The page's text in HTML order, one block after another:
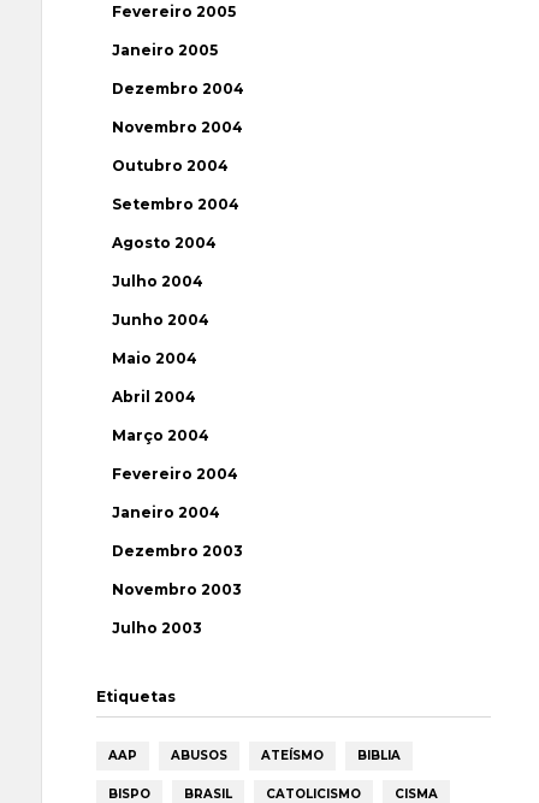
Fevereiro 2005
Janeiro 2005
Dezembro 2004
Novembro 2004
Outubro 2004
Setembro 2004
Agosto 2004
Julho 2004
Junho 2004
Maio 2004
Abril 2004
Março 2004
Fevereiro 2004
Janeiro 2004
Dezembro 2003
Novembro 2003
Julho 2003
Etiquetas
AAP ABUSOS ATEÍSMO BIBLIA
BISPO BRASIL CATOLICISMO CISMA